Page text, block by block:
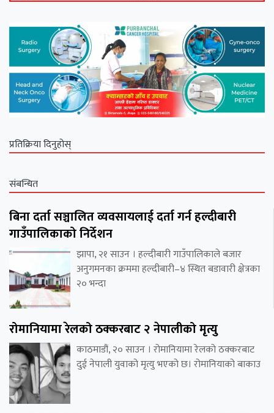
प्रतिक्रिया दिनुहोस्
संबन्धित
बिना दर्ता सञ्चालित व्यवसायलाई दर्ता गर्न हल्दीबारी
गाउँपालिकाको निर्देशन
झापा, २१ साउन । हल्दीबारी गाउँपालिकाले बजार
अनुगमनका क्रममा हल्दीबारी–४ स्थित बडावारी क्षेत्रका
२० भन्दा
रोमानियामा रेलको ठक्करबाट २ नेपालीको मृत्यु
काठमाडौं, २० साउन । रोमानियामा रेलको ठक्करबाट
दुई नेपाली युवाको मृत्यु भएको छ। रोमानियाको बाकाउ